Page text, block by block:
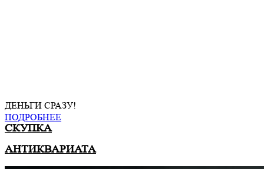
ДЕНЬГИ СРАЗУ!
ПОДРОБНЕЕ
СКУПКА
АНТИКВАРИАТА